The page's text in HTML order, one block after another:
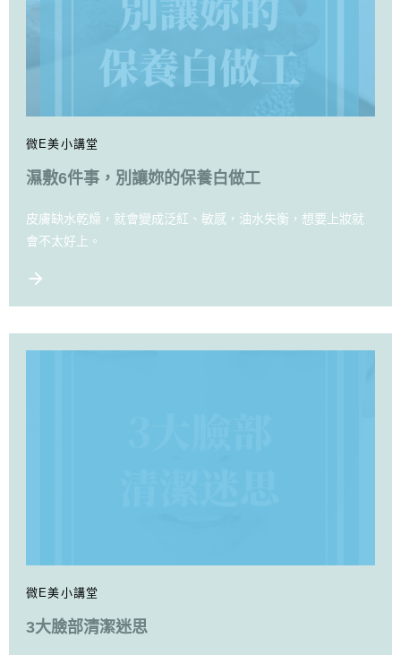
微E美小講堂
濕敷6件事，別讓妳的保養白做工
皮膚缺水乾燥，就會變成泛紅、敏感，油水失衡，想要上妝就
會不太好上。
微E美小講堂
3大臉部清潔迷思